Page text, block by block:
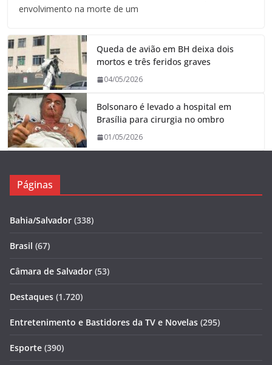
envolvimento na morte de um
Queda de avião em BH deixa dois
mortos e três feridos graves
04/05/2026
Bolsonaro é levado a hospital em
Brasília para cirurgia no ombro
01/05/2026
Páginas
Bahia/Salvador (338)
Brasil (67)
Câmara de Salvador (53)
Destaques (1.720)
Entretenimento e Bastidores da TV e Novelas (295)
Esporte (390)